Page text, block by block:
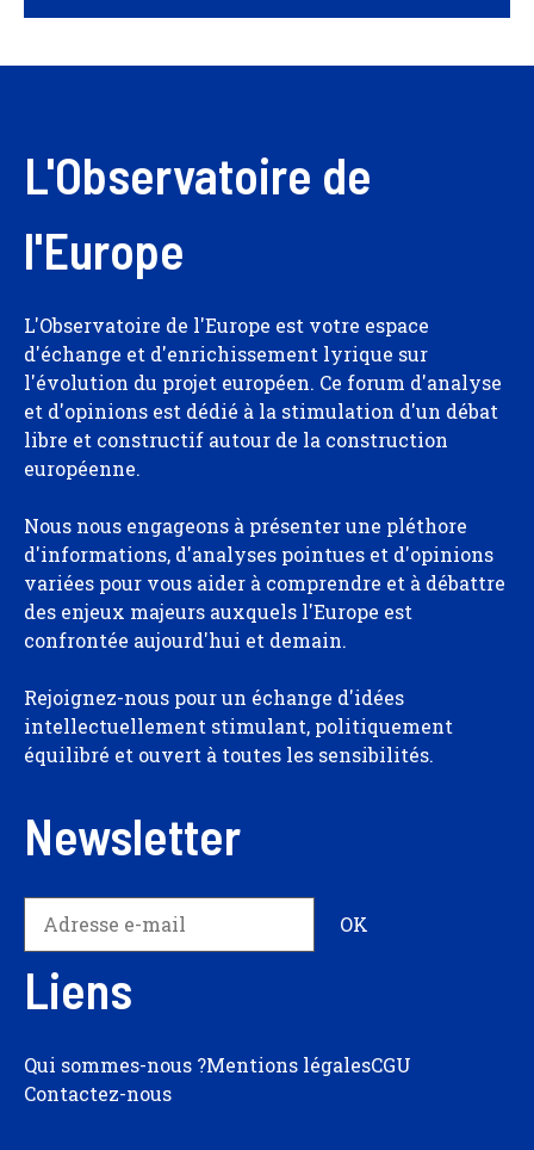
L'Observatoire de
l'Europe
L'Observatoire de l'Europe est votre espace
d'échange et d'enrichissement lyrique sur
l'évolution du projet européen. Ce forum d'analyse
et d'opinions est dédié à la stimulation d'un débat
libre et constructif autour de la construction
européenne.
Nous nous engageons à présenter une pléthore
d'informations, d'analyses pointues et d'opinions
variées pour vous aider à comprendre et à débattre
des enjeux majeurs auxquels l'Europe est
confrontée aujourd'hui et demain.
Rejoignez-nous pour un échange d'idées
intellectuellement stimulant, politiquement
équilibré et ouvert à toutes les sensibilités.
Newsletter
Liens
Qui sommes-nous ?Mentions légalesCGU
Contactez-nous